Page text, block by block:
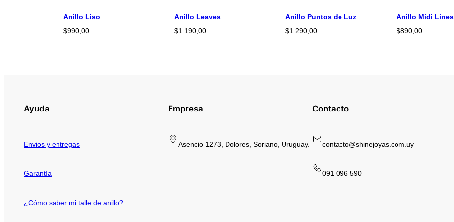
Anillo Liso
$990,00
Anillo Leaves
$1.190,00
Anillo Puntos de Luz
$1.290,00
Anillo Midi Lines
$890,00
Ayuda
Envios y entregas
Garantía
¿Cómo saber mi talle de anillo?
Empresa
Asencio 1273, Dolores, Soriano, Uruguay.
Contacto
contacto@shinejoyas.com.uy
091 096 590